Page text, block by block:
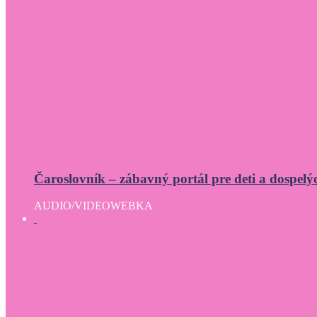
Čaroslovník – zábavný portál pre deti a
AUDIO/VIDEOWEBKA